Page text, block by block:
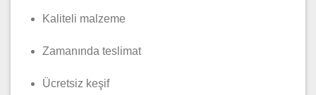
Kaliteli malzeme
Zamanında teslimat
Ücretsiz keşif